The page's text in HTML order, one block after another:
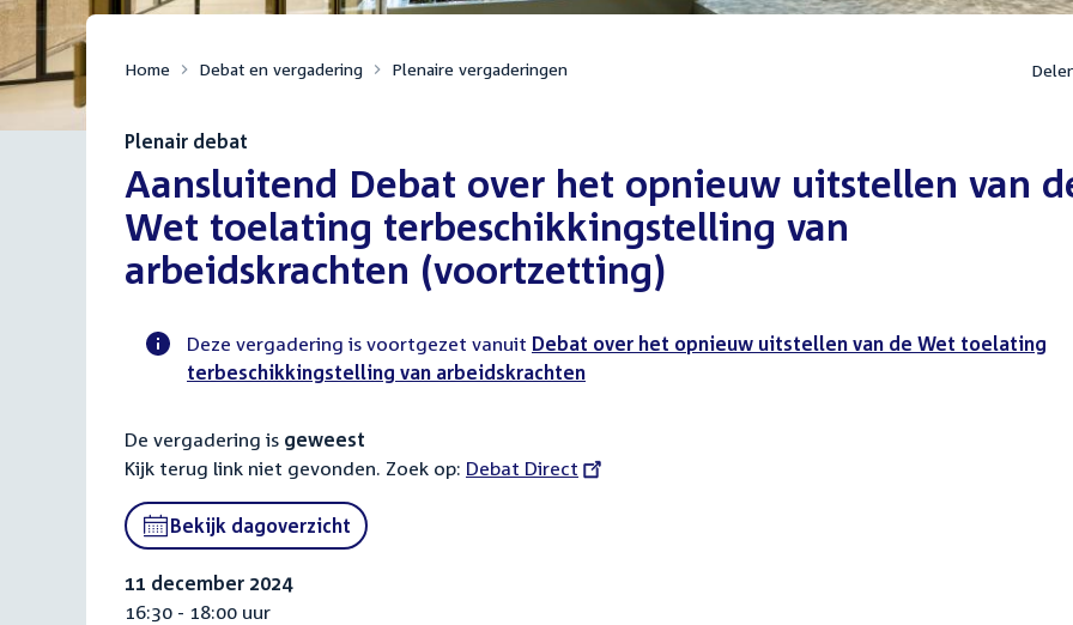
Home Debat en vergadering Plenaire vergaderingen
Plenair debat
Aansluitend Debat over het opnieuw uitstellen van
Wet toelating terbeschikkingstelling van
arbeidskrachten (voortzetting)
Voortgangsstatus
activiteit
Deze vergadering is voortgezet vanuit Debat over het opnieuw uitstellen van de Wet toelating
terbeschikkingstelling van arbeidskrachten
De vergadering is geweest
Kijk terug link niet gevonden. Zoek op: External
Debat Direct
Bekijk dagoverzicht
11 december 2024
16:30 - 18:00 uur